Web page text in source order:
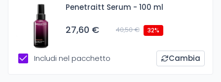
Penetraitt Serum - 100 ml
27,60 € 40,50 € 32%
Includi nel pacchetto Cambia